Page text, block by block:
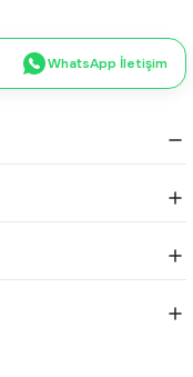
WhatsApp İletişim